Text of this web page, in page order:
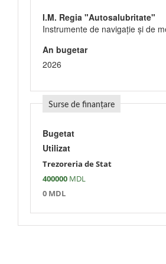
I.M. Regia "Autosalubritate"
Instrumente de navigaţie şi de
An bugetar
2026
Surse de finanțare
Bugetat
Utilizat
Trezoreria de Stat
400000 MDL
0 MDL